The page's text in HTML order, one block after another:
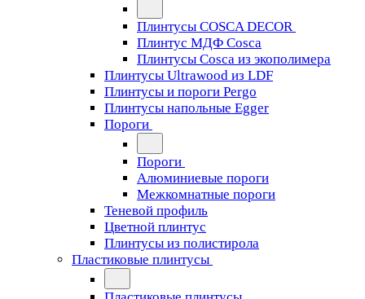
Плинтусы COSCA DECOR
Плинтус МДФ Cosca
Плинтусы Cosca из экополимера
Плинтусы Ultrawood из LDF
Плинтусы и пороги Pergo
Плинтусы напольные Egger
Пороги
Пороги
Алюминиевые пороги
Межкомнатные пороги
Теневой профиль
Цветной плинтус
Плинтусы из полистирола
Пластиковые плинтусы